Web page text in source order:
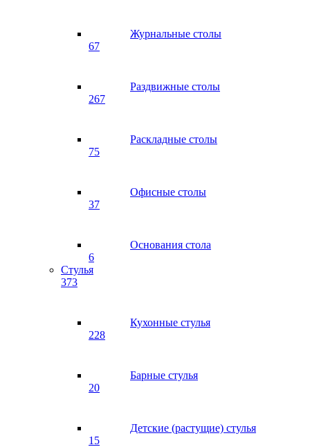
Журнальные столы
67
Раздвижные столы
267
Раскладные столы
75
Офисные столы
37
Основания стола
6
Стулья
373
Кухонные стулья
228
Барные стулья
20
Детские (растущие) стулья
15